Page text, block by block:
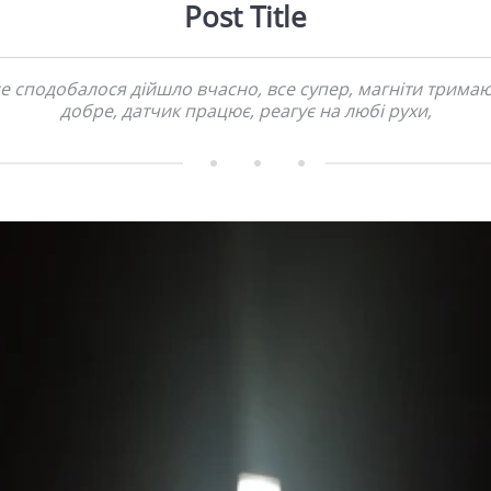
Post Title
сподобалося дійшло вчасно, все супер, магніти
добре, датчик працює, реагує на любі рухи,